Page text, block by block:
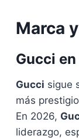
Marca
Gucci
Gucci sigue
más
En 2026,
liderazgo,